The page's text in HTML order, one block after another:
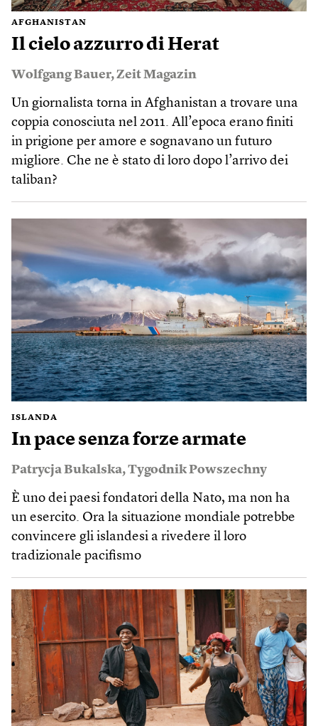
AFGHANISTAN
Il cielo azzurro di Herat
Wolfgang Bauer,Zeit Magazin
Un giornalista torna in Afghanistan a trovare una
coppia conosciuta nel 2011. All’epoca erano finiti
in prigione per amore e sognavano un futuro
migliore. Che ne è stato di loro dopo l’arrivo dei
taliban?
ISLANDA
In pace senza forze armate
Patrycja Bukalska,Tygodnik Powszechny
È uno dei paesi fondatori della Nato, ma non ha
un esercito. Ora la situazione mondiale potrebbe
convincere gli islandesi a rivedere il loro
tradizionale pacifismo